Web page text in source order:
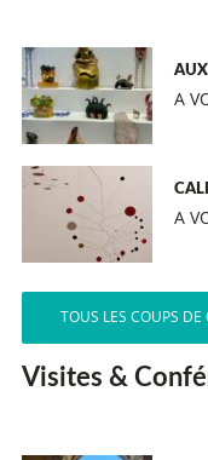
A
A
TOUS LES COUPS
Visites &